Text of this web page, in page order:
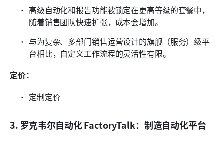
高级自动化和报告功能被锁定在更高等级的套餐中，
随着销售团队快速扩张，成本会增加。
与为复杂、多部门销售运营设计的旗舰（服务）级平
台相比，自定义工作流程的灵活性有限。
定价：
定制定价
3. 罗克韦尔自动化 FactoryTalk：制造自动化平台